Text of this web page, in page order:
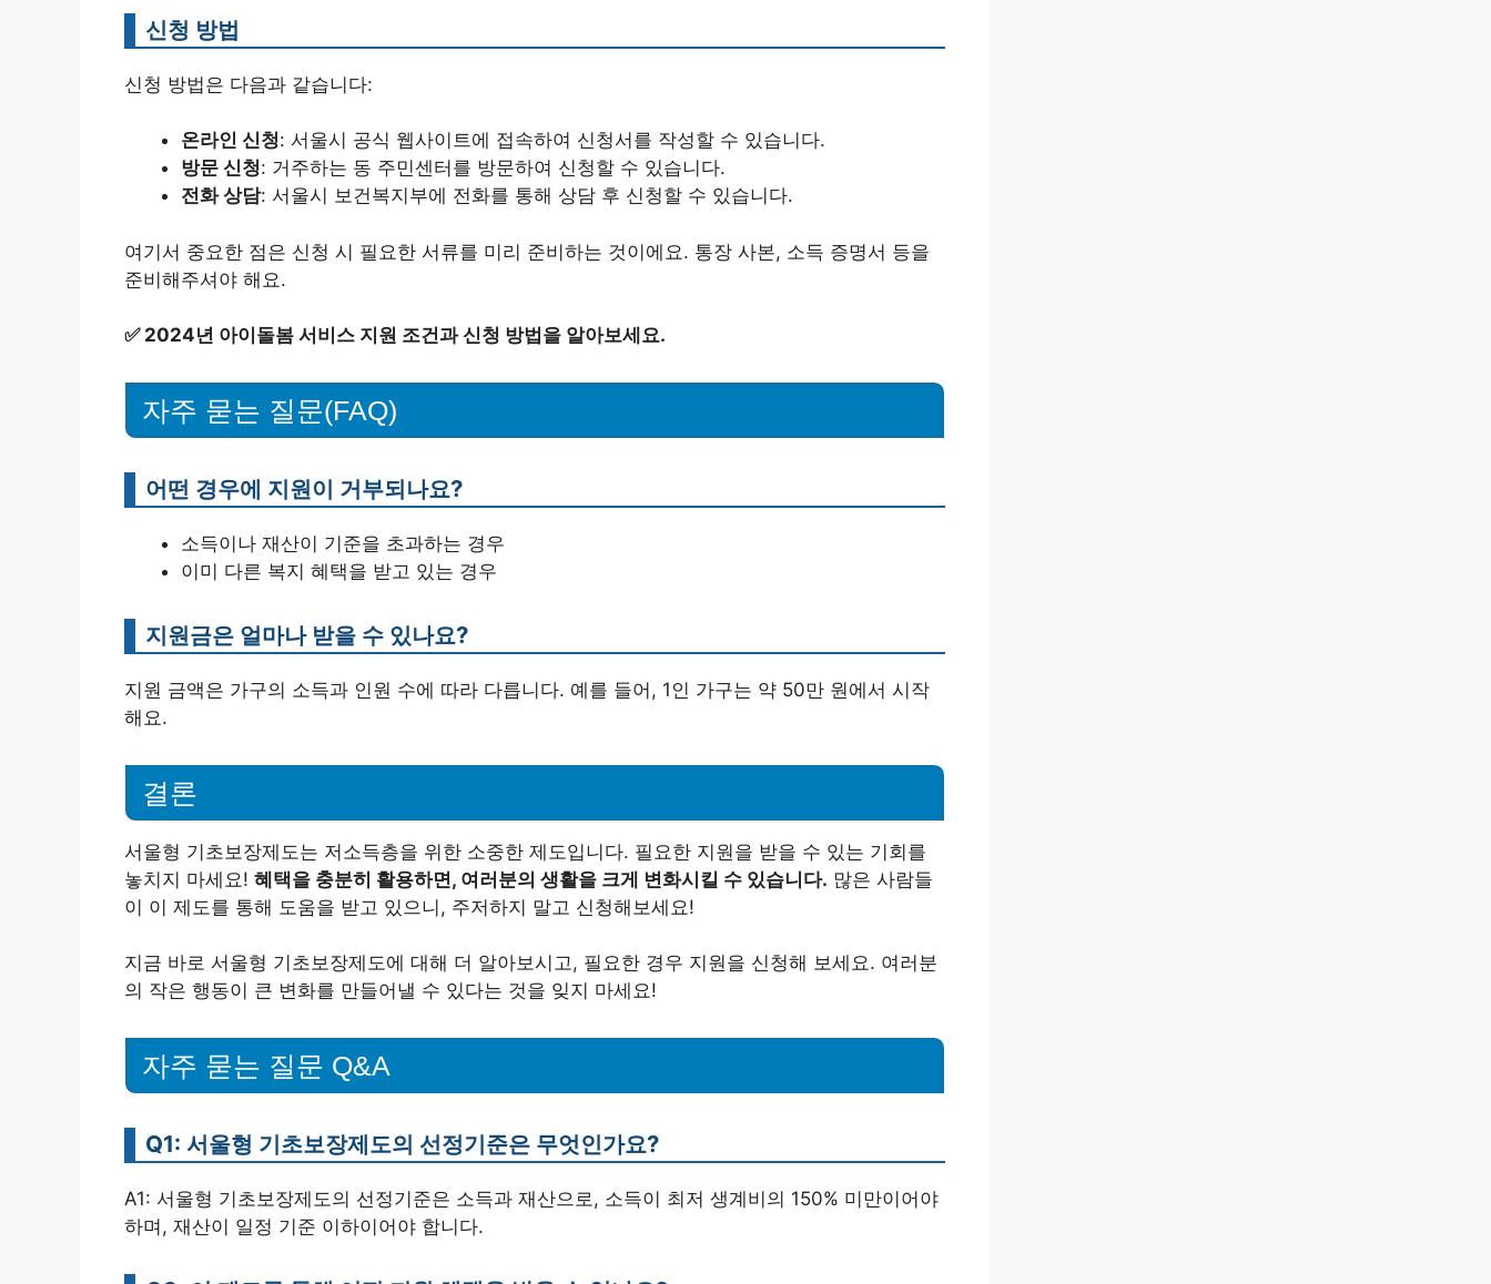
신청 방법
신청 방법은 다음과 같습니다:
온라인 신청: 서울시 공식 웹사이트에 접속하여 신청서를 작성할 수 있습니다.
방문 신청: 거주하는 동 주민센터를 방문하여 신청할 수 있습니다.
전화 상담: 서울시 보건복지부에 전화를 통해 상담 후 신청할 수 있습니다.
여기서 중요한 점은 신청 시 필요한 서류를 미리 준비하는 것이에요. 통장 사본, 소득 증명서 등을
준비해주셔야 해요.
✅ 2024년 아이돌봄 서비스 지원 조건과 신청 방법을 알아보세요.
자주 묻는 질문(FAQ)
어떤 경우에 지원이 거부되나요?
소득이나 재산이 기준을 초과하는 경우
이미 다른 복지 혜택을 받고 있는 경우
지원금은 얼마나 받을 수 있나요?
지원 금액은 가구의 소득과 인원 수에 따라 다릅니다. 예를 들어, 1인 가구는 약 50만 원에서 시작
해요.
결론
서울형 기초보장제도는 저소득층을 위한 소중한 제도입니다. 필요한 지원을 받을 수 있는 기회를
놓치지 마세요! 혜택을 충분히 활용하면, 여러분의 생활을 크게 변화시킬 수 있습니다. 많은 사람들
이 이 제도를 통해 도움을 받고 있으니, 주저하지 말고 신청해보세요!
지금 바로 서울형 기초보장제도에 대해 더 알아보시고, 필요한 경우 지원을 신청해 보세요. 여러분
의 작은 행동이 큰 변화를 만들어낼 수 있다는 것을 잊지 마세요!
자주 묻는 질문 Q&A
Q1: 서울형 기초보장제도의 선정기준은 무엇인가요?
A1: 서울형 기초보장제도의 선정기준은 소득과 재산으로, 소득이 최저 생계비의 150% 미만이어야
하며, 재산이 일정 기준 이하이어야 합니다.